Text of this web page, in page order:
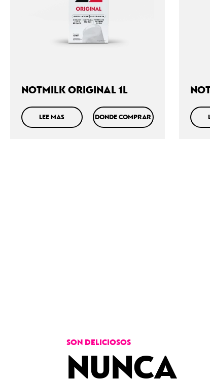
NOTMILK ORIGINAL 1L
LEE MAS DONDE COMPRAR
SON DELICIOSOS
NUNCA